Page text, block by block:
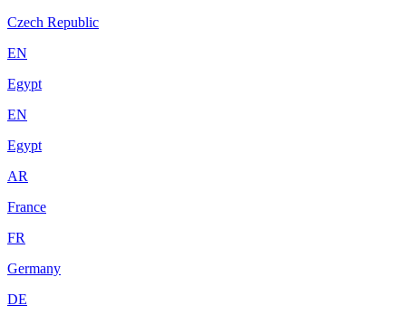
Czech Republic
EN
Egypt
EN
Egypt
AR
France
FR
Germany
DE